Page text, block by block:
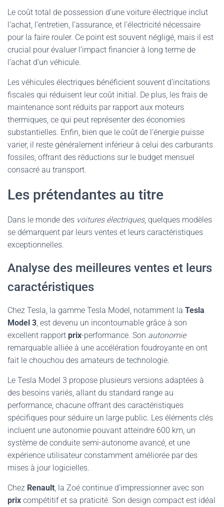
Le coût total de possession d’une voiture électrique inclut
l’achat, l’entretien, l’assurance, et l’électricité nécessaire
pour la faire rouler. Ce point est souvent négligé, mais il est
crucial pour évaluer l’impact financier à long terme de
l’achat d’un véhicule.
Les véhicules électriques bénéficient souvent d’incitations
fiscales qui réduisent leur coût initial. De plus, les frais de
maintenance sont réduits par rapport aux moteurs
thermiques, ce qui peut représenter des économies
substantielles. Enfin, bien que le coût de l’énergie puisse
varier, il reste généralement inférieur à celui des carburants
fossiles, offrant des réductions sur le budget mensuel
consacré au transport.
Les prétendantes au titre
Dans le monde des voitures électriques, quelques modèles
se démarquent par leurs ventes et leurs caractéristiques
exceptionnelles.
Analyse des meilleures ventes et leurs
caractéristiques
Chez Tesla, la gamme Tesla Model, notamment la Tesla
Model 3, est devenu un incontournable grâce à son
excellent rapport prix-performance. Son autonomie
remarquable alliée à une accélération foudroyante en ont
fait le chouchou des amateurs de technologie.
Le Tesla Model 3 propose plusieurs versions adaptées à
des besoins variés, allant du standard range au
performance, chacune offrant des caractéristiques
spécifiques pour séduire un large public. Les éléments clés
incluent une autonomie pouvant atteindre 600 km, un
système de conduite semi-autonome avancé, et une
expérience utilisateur constamment améliorée par des
mises à jour logicielles.
Chez Renault, la Zoé continue d’impressionner avec son
prix compétitif et sa praticité. Son design compact est idéal